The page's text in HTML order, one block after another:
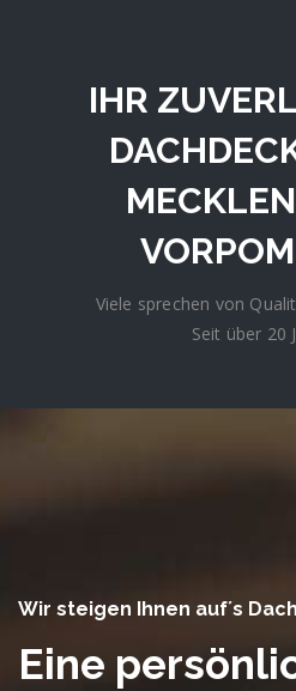
IHR
Viele sprechen von
Seit über 20
Wir steigen Ihnen auf´s
Eine